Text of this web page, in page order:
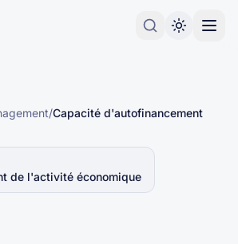
/Capacité d'autofinancement
de l'activité économique